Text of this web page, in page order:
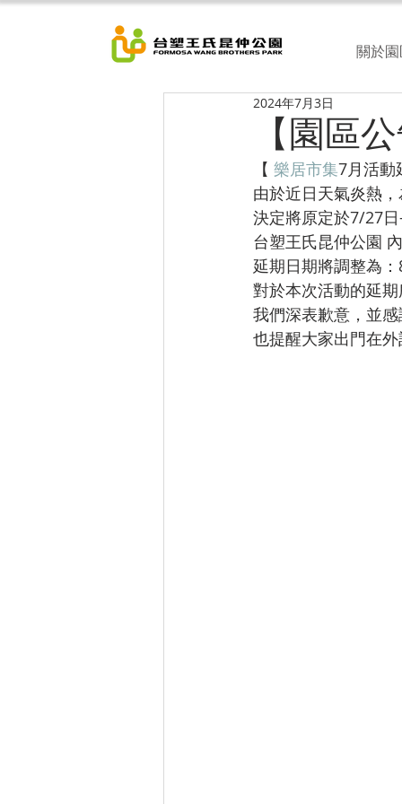
關於
【園區
2024年7月3日
【 樂居市集7月活動
由於近日天氣炎熱
決定將原定於7/27
台塑王氏昆仲公園
延期日期將調整為
對於本次活動的延
我們深表歉意，並
也提醒大家出門在